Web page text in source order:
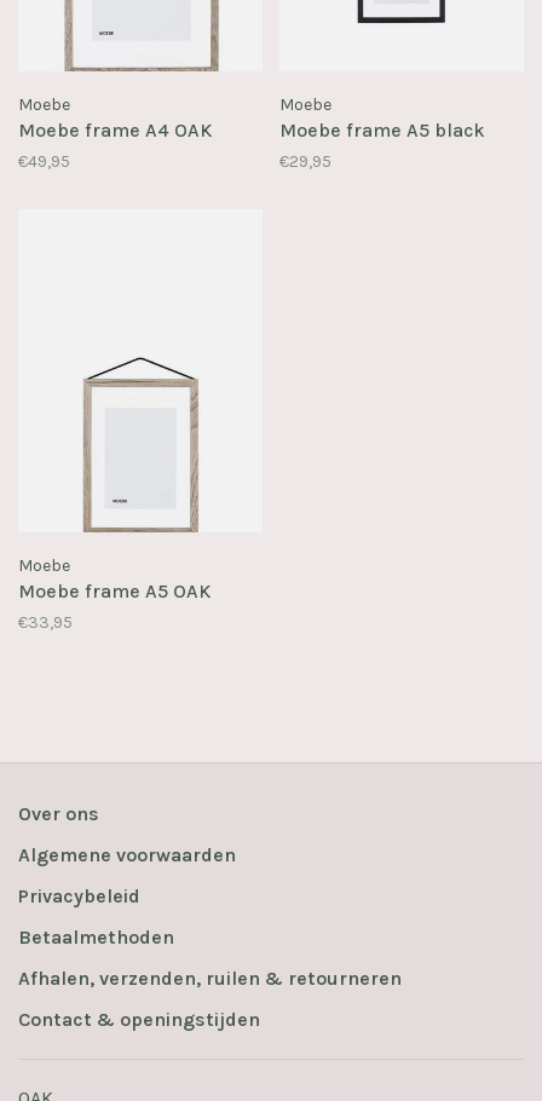
Moebe
Moebe frame A4 OAK
€49,95
Moebe
Moebe frame A5 black
€29,95
Moebe
Moebe frame A5 OAK
€33,95
Over ons
Algemene voorwaarden
Privacybeleid
Betaalmethoden
Afhalen, verzenden, ruilen & retourneren
Contact & openingstijden